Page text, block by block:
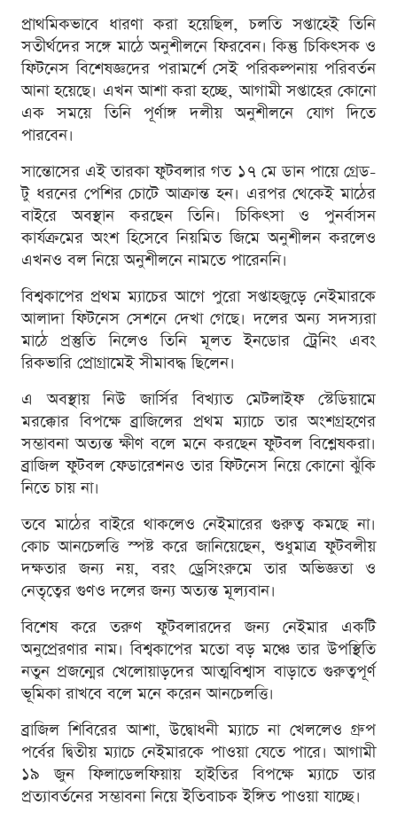
প্রাথমিকভাবে ধারণা করা হয়েছিল, চলতি সপ্তাহেই তিনি
সতীর্থদের সঙ্গে মাঠে অনুশীলনে ফিরবেন। কিন্তু চিকিৎসক ও
ফিটনেস বিশেষজ্ঞদের পরামর্শে সেই পরিকল্পনায় পরিবর্তন
আনা হয়েছে। এখন আশা করা হচ্ছে, আগামী সপ্তাহের কোনো
এক সময়ে তিনি পূর্ণাঙ্গ দলীয় অনুশীলনে যোগ দিতে
পারবেন।
সান্তোসের এই তারকা ফুটবলার গত ১৭ মে ডান পায়ে গ্রেড-
টু ধরনের পেশির চোটে আক্রান্ত হন। এরপর থেকেই মাঠের
বাইরে অবস্থান করছেন তিনি। চিকিৎসা ও পুনর্বাসন
কার্যক্রমের অংশ হিসেবে নিয়মিত জিমে অনুশীলন করলেও
এখনও বল নিয়ে অনুশীলনে নামতে পারেননি।
বিশ্বকাপের প্রথম ম্যাচের আগে পুরো সপ্তাহজুড়ে নেইমারকে
আলাদা ফিটনেস সেশনে দেখা গেছে। দলের অন্য সদস্যরা
মাঠে প্রস্তুতি নিলেও তিনি মূলত ইনডোর ট্রেনিং এবং
রিকভারি প্রোগ্রামেই সীমাবদ্ধ ছিলেন।
এ অবস্থায় নিউ জার্সির বিখ্যাত মেটলাইফ স্টেডিয়ামে
মরক্কোর বিপক্ষে ব্রাজিলের প্রথম ম্যাচে তার অংশগ্রহণের
সম্ভাবনা অত্যন্ত ক্ষীণ বলে মনে করছেন ফুটবল বিশ্লেষকরা।
ব্রাজিল ফুটবল ফেডারেশনও তার ফিটনেস নিয়ে কোনো ঝুঁকি
নিতে চায় না।
তবে মাঠের বাইরে থাকলেও নেইমারের গুরুত্ব কমছে না।
কোচ আনচেলত্তি স্পষ্ট করে জানিয়েছেন, শুধুমাত্র ফুটবলীয়
দক্ষতার জন্য নয়, বরং ড্রেসিংরুমে তার অভিজ্ঞতা ও
নেতৃত্বের গুণও দলের জন্য অত্যন্ত মূল্যবান।
বিশেষ করে তরুণ ফুটবলারদের জন্য নেইমার একটি
অনুপ্রেরণার নাম। বিশ্বকাপের মতো বড় মঞ্চে তার উপস্থিতি
নতুন প্রজন্মের খেলোয়াড়দের আত্মবিশ্বাস বাড়াতে গুরুত্বপূর্ণ
ভূমিকা রাখবে বলে মনে করেন আনচেলত্তি।
ব্রাজিল শিবিরের আশা, উদ্বোধনী ম্যাচে না খেললেও গ্রুপ
পর্বের দ্বিতীয় ম্যাচে নেইমারকে পাওয়া যেতে পারে। আগামী
১৯ জুন ফিলাডেলফিয়ায় হাইতির বিপক্ষে ম্যাচে তার
প্রত্যাবর্তনের সম্ভাবনা নিয়ে ইতিবাচক ইঙ্গিত পাওয়া যাচ্ছে।